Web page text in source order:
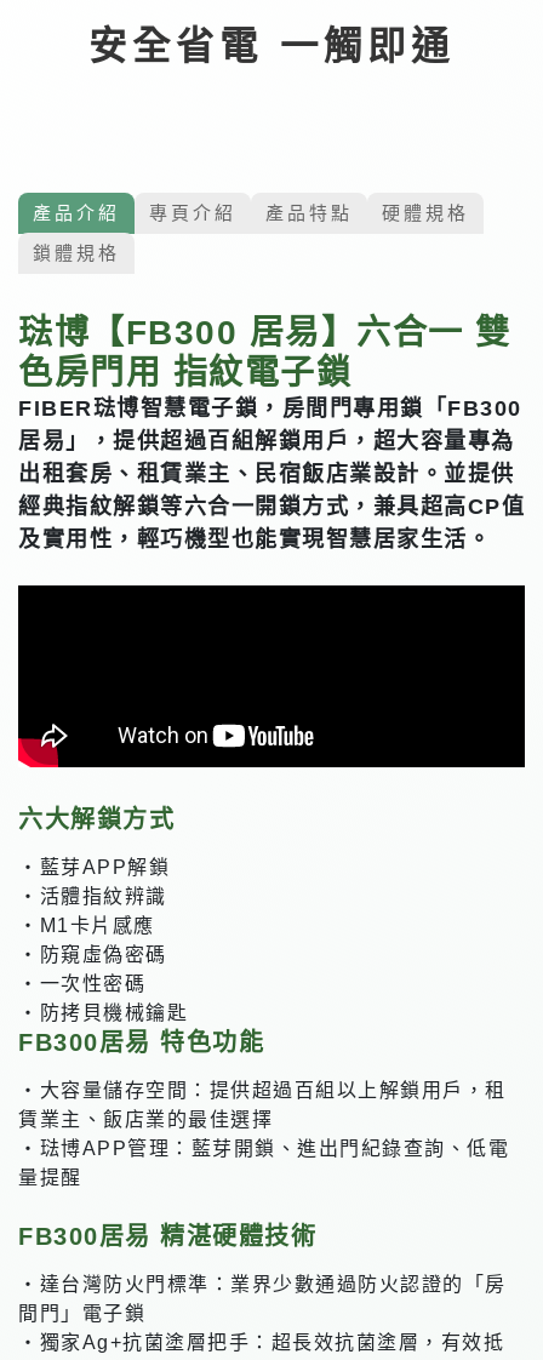
安全省電 一觸即通
產品介紹 專頁介紹 產品特點
硬體規格
鎖體規格
琺博【FB300 居易】六合一 雙
色房門用 指紋電子鎖
FIBER琺博智慧電子鎖，房間門專用鎖「FB300
居易」，提供超過百組解鎖用戶，超大容量專為
出租套房、租賃業主、民宿飯店業設計。並提供
經典指紋解鎖等六合一開鎖方式，兼具超高CP值
及實用性，輕巧機型也能實現智慧居家生活。
六大解鎖方式
・藍芽APP解鎖
・活體指紋辨識
・M1卡片感應
・防窺虛偽密碼
・一次性密碼
・防拷貝機械鑰匙
FB300居易 特色功能
・大容量儲存空間：提供超過百組以上解鎖用戶，租
賃業主、飯店業的最佳選擇
・琺博APP管理：藍芽開鎖、進出門紀錄查詢、低電
量提醒
FB300居易 精湛硬體技術
・達台灣防火門標準：業界少數通過防火認證的「房
間門」電子鎖
・獨家Ag+抗菌塗層把手：超長效抗菌塗層，有效抵